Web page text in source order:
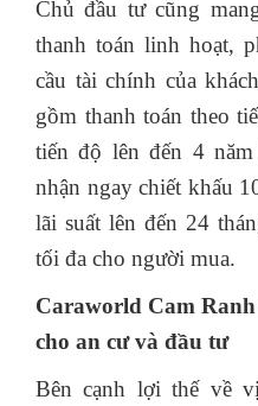
Chủ đầu tư cũng
thanh toán linh hoạt,
cầu tài chính của
gồm thanh toán theo
tiến độ lên đến 4
nhận ngay chiết khấu
lãi suất lên đến 24
tối đa cho người mua.
Caraworld Cam
cho an cư và đầu tư
Bên cạnh lợi thế về